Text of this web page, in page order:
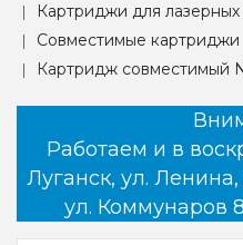
Картриджи для
Совместимые картриджи
Картридж совместимый
Работаем и в
Луганск, ул. Ленина,
ул. Коммунаров